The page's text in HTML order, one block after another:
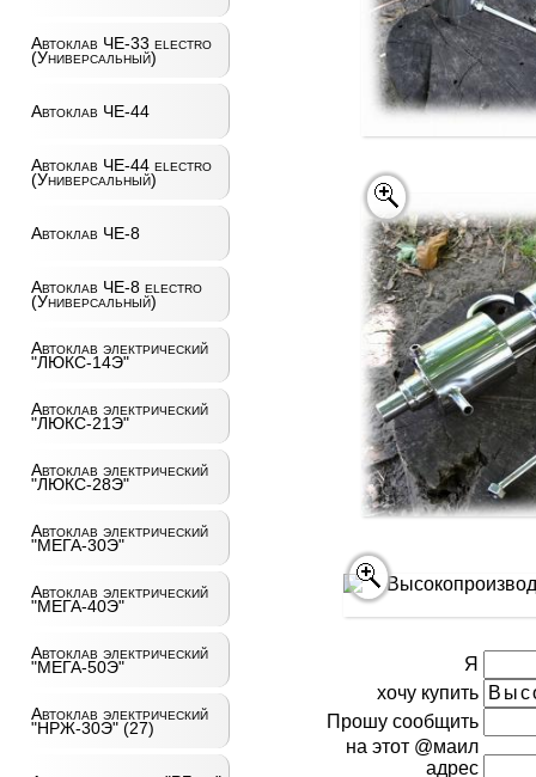
Автоклав ЧЕ-33 electro
(Универсальный)
Автоклав ЧЕ-44
Автоклав ЧЕ-44 electro
(Универсальный)
Автоклав ЧЕ-8
Автоклав ЧЕ-8 electro
(Универсальный)
Автоклав электрический
"ЛЮКС-14Э"
Автоклав электрический
"ЛЮКС-21Э"
Автоклав электрический
"ЛЮКС-28Э"
Автоклав электрический
"МЕГА-30Э"
Автоклав электрический
"МЕГА-40Э"
Автоклав электрический
"МЕГА-50Э"
Автоклав электрический
"НРЖ-30Э" (27)
Я
хочу купить
Прошу сообщить
на этот @маил
адрес